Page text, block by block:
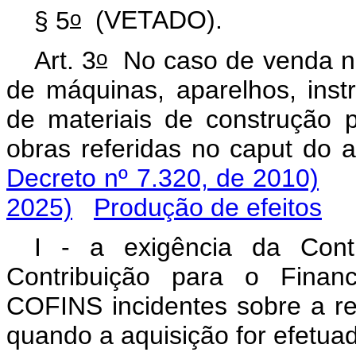
§ 5o
(VETADO).
Art. 3oNo caso de venda
de máquinas, aparelhos,
de materiais de construção
obras referidas no caput do
Decreto nº 7.320, de 2010)
2025)
Produção de efeitos
I - a exigência da
Contribuição para o
COFINS incidentes sobre a
quando a aquisição for